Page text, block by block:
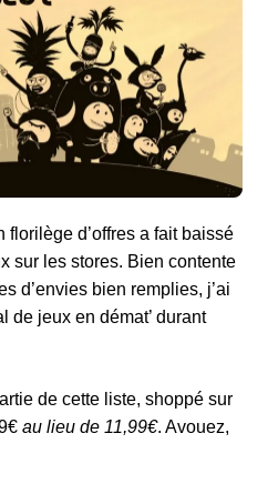
QUEST
florilège d’offres a fait baissé
sur les stores. Bien contente
d’envies bien remplies, j’ai
de jeux en démat’ durant
de cette liste, shoppé sur
au lieu de 11,99€. Avouez,